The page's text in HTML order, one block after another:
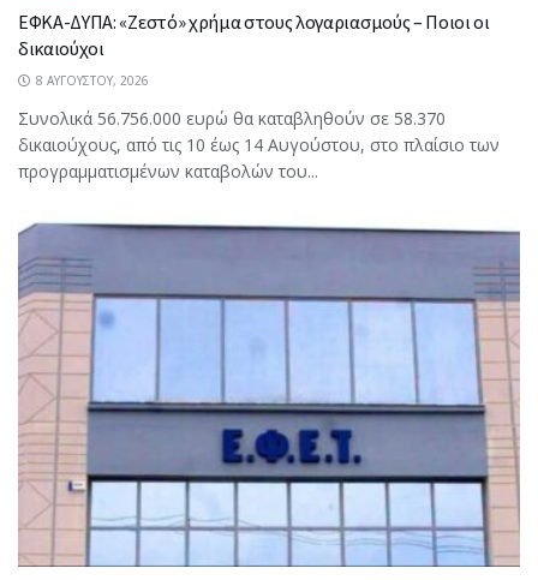
ΕΦΚΑ-ΔΥΠΑ: «Ζεστό» χρήμα στους λογαριασμούς – Ποιοι οι
δικαιούχοι
8 ΑΥΓΟΎΣΤΟΥ, 2026
Συνολικά 56.756.000 ευρώ θα καταβληθούν σε 58.370
δικαιούχους, από τις 10 έως 14 Αυγούστου, στο πλαίσιο των
προγραμματισμένων καταβολών του...